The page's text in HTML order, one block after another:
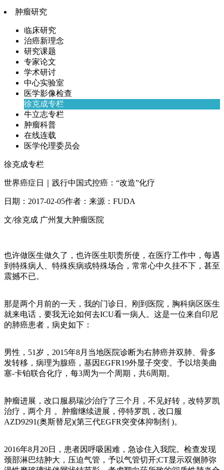
肿瘤研究
临床研究
治癌新理念
研究课题
专家论文
学术研讨
中心实验室
医学影像检查
徐克成专栏
牛立志专栏
肿瘤科普
在线连载
医学伦理委员会
徐克成专栏
世界癌症日｜践行中国式控癌：“改造”化疗
日期： 2017-02-05作者： 来源： FUDA
文/徐克成 广州复大肿瘤医院
也许做医生做久了，也许医生职责所使，在医疗工作中，每遇
到特殊病人、特殊疾病或特殊场合，常常心中久挂不下，甚至
震撼不已。
那是两个月前的一天，我的门诊日。刚到医院，胸科病区医生
就来电话，要我无论如何去ICU看一病人。这是一位来自印尼
的肺癌患者，病史如下：
男性，51岁，2015年8月当地医院诊断为右肺癌并双肺、骨多
发转移，病理为腺癌，基因EGFR19外显子突变。予以培美曲
塞-卡铂联合化疗，每3周为一个周期，共6周期。
肿瘤进展，改口服易瑞沙治疗了三个月，不见好转，改特罗凯
治疗，两个月 。肿瘤继续进展，停特罗凯，改口服
AZD9291(奥斯替尼)(第三代EGFR突变体抑制剂 )。
2016年8月20日，患者因呼吸困难，急诊住入我院。检查发现
颈部淋巴结肿大，压迫气管，予以气管切开;CT显示双侧肺弥